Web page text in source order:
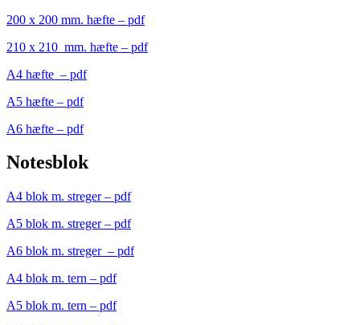
200 x 200 mm. hæfte – pdf
210 x 210 mm. hæfte – pdf
A4 hæfte – pdf
A5 hæfte – pdf
A6 hæfte – pdf
Notesblok
A4 blok m. streger – pdf
A5 blok m. streger – pdf
A6 blok m. streger – pdf
A4 blok m. tern – pdf
A5 blok m. tern – pdf